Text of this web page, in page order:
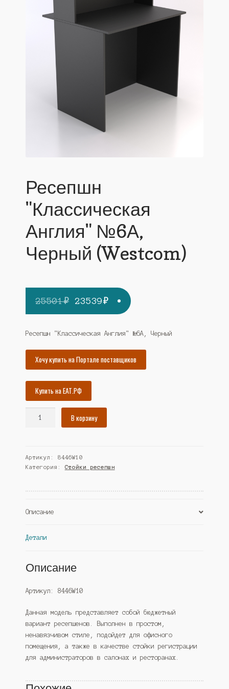
Ресепшн
"Классическая
Англия" №6А,
Черный (Westcom)
25501₽ Первоначальная
цена
составляла
25501₽.
23539₽Текущая
цена:
23539₽.
Ресепшн "Классическая Англия" №6А, Черный
Хочу купить на Портале поставщиков
Купить на ЕАТ.РФ
Англия"
№6А,
(Westcom)
В корзину
Артикул: 8446W10
Категория: Стойки ресепшн
Описание
Детали
Описание
Артикул: 8446W10
Данная модель представляет собой бюджетный
вариант ресепшенов. Выполнен в простом,
ненавязчивом стиле, подойдет для офисного
помещения, а также в качестве стойки регистрации
для администраторов в салонах и ресторанах.